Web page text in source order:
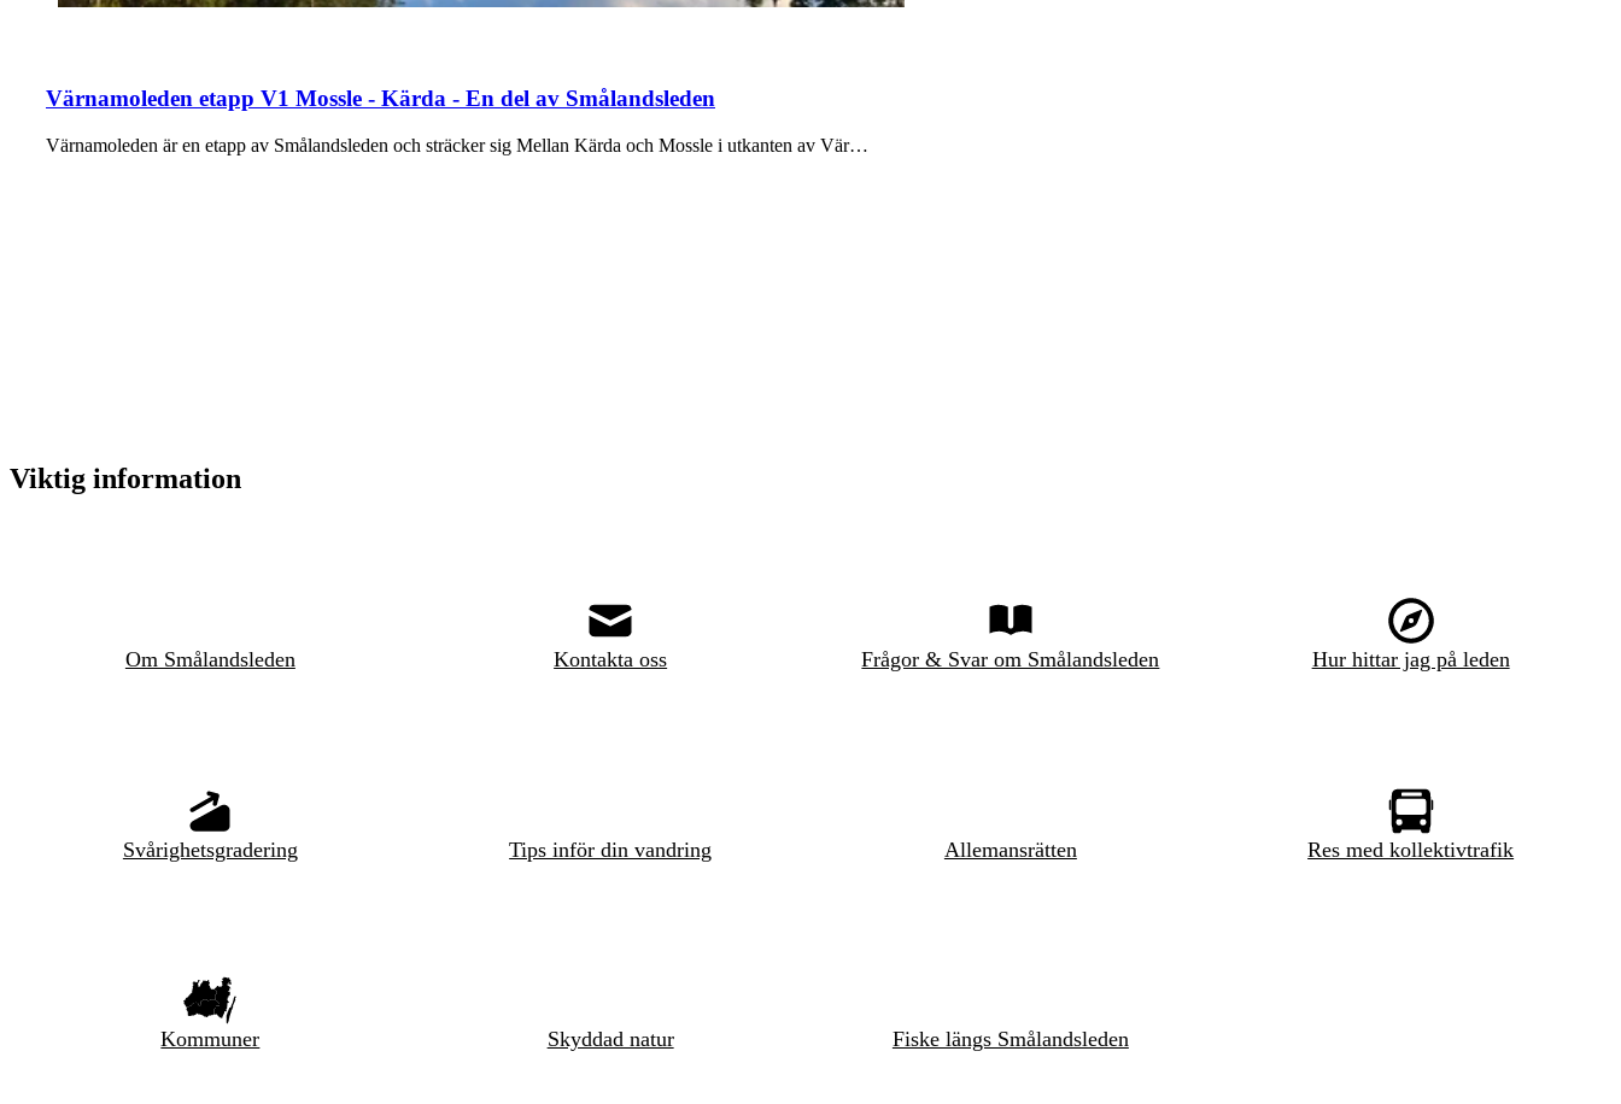
Värnamoleden etapp V1 Mossle - Kärda - En del av Smålandsleden
Värnamoleden är en etapp av Smålandsleden och sträcker sig Mellan Kärda och Mossle i utkanten av Vär…
Viktig information
Om Smålandsleden Kontakta oss Frågor & Svar om Smålandsleden Hur hittar jag på leden
Svårighetsgradering Tips inför din vandring Allemansrätten Res med kollektivtrafik
Kommuner Skyddad natur Fiske längs Smålandsleden